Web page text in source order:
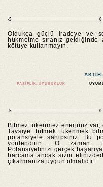
-5 0
Oldukça güçlü iradeye ve
hükmetme sıranız
kötüye kullanmayın.
PASIFLIK, UYUŞUKLUK
-5 0
Bitmez tükenmez enerjiniz
Tavsiye: bitmek tükenmek
potansiyele sahipsiniz. Bu
yönlendirin. O zaman
Potansiyelinizi gerçek
harcama ancak sizin
çıkarmanıza uygun olmalıdır.